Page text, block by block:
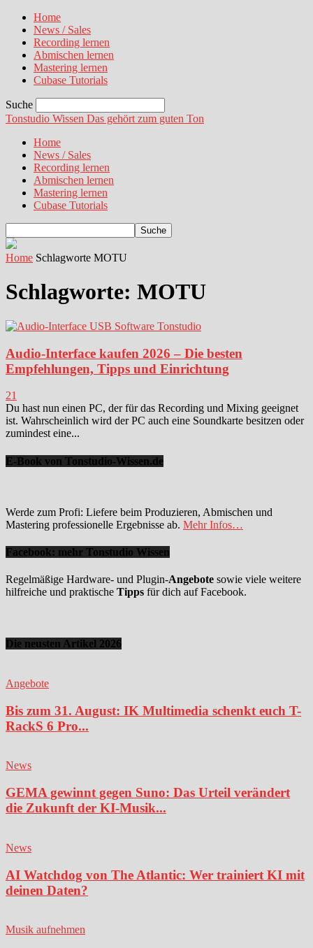
Home
News / Sales
Recording lernen
Abmischen lernen
Mastering lernen
Cubase Tutorials
Suche
Tonstudio Wissen Das gehört zum guten Ton
Home
News / Sales
Recording lernen
Abmischen lernen
Mastering lernen
Cubase Tutorials
Home Schlagworte MOTU
Schlagworte: MOTU
Audio-Interface kaufen 2026 – Die besten
Empfehlungen, Tipps und Einrichtung
21
Du hast nun einen PC, der für das Recording und Mixing geeignet
ist. Wahrscheinlich wird der PC auch eine Soundkarte besitzen oder
zumindest eine...
E-Book von Tonstudio-Wissen.de
Werde zum Profi: Liefere beim Produzieren, Abmischen und
Mastering professionelle Ergebnisse ab. Mehr Infos…
Facebook: mehr Tonstudio Wissen
Regelmäßige Hardware- und Plugin-Angebote sowie viele weitere
hilfreiche und praktische Tipps für dich auf Facebook.
Die neusten Artikel 2026
Angebote
Bis zum 31. August: IK Multimedia schenkt euch T-
RackS 6 Pro...
News
GEMA gewinnt gegen Suno: Das Urteil verändert
die Zukunft der KI-Musik...
News
AI Watchdog von The Atlantic: Wer trainiert KI mit
deinen Daten?
Musik aufnehmen